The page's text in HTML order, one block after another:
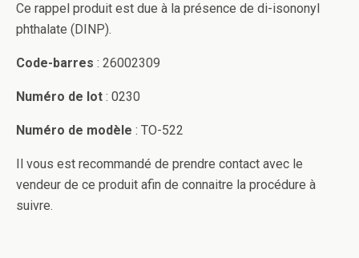
Ce rappel produit est due à la présence de di-isononyl
phthalate (DINP).
Code-barres : 26002309
Numéro de lot : 0230
Numéro de modèle : TO-522
Il vous est recommandé de prendre contact avec le
vendeur de ce produit afin de connaitre la procédure à
suivre.